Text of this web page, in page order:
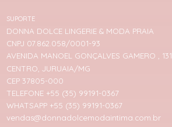
SUPORTE
DONNA DOLCE LINGERIE & MODA PRAIA
CNPJ 07.862.058/0001-93
AVENIDA MANOEL GONÇALVES GAMERO , 131
CENTRO, JURUAIA/MG
CEP 37805-000
TELEFONE +55 (35) 99191-0367
WHATSAPP +55 (35) 99191-0367
vendas@donnadolcemodaintima.com.br